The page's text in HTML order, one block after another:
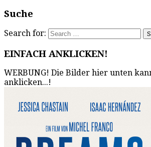
Suche
Search for:
EINFACH ANKLICKEN!
WERBUNG! Die Bilder hier unten
anklicken...!